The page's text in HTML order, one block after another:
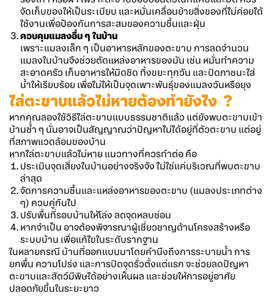
จัดเก็บของให้เป็นระเบียบ และหมั่นเคลื่อนย้ายสิ่งของที่ไม่ค่อยได้
ใช้งานเพื่อป้องกันการสะสมของความชื้นและฝุ่น
ควบคุมแมลงอื่น ๆ ในบ้าน
เพราะแมลงเล็ก ๆ เป็นอาหารหลักของตะขาบ การลดจำนวน
แมลงในบ้านจึงช่วยตัดแหล่งอาหารของมัน เช่น หมั่นทำความ
สะอาดครัว เก็บอาหารให้มิดชิด ทิ้งขยะทุกวัน และปิดภาชนะใส่
น้ำให้เรียบร้อย เพื่อไม่ให้เป็นจุดเพาะพันธุ์ของแมลงวันหรือยุง
ไล่ตะขาบแล้วไม่หายต้องทำยังไง ?
หากคุณลองใช้วิธีไล่ตะขาบแบบธรรมชาติแล้ว แต่ยังพบตะขาบเข้า
บ้านซ้ำ ๆ นั่นอาจเป็นสัญญาณว่าปัญหาไม่ได้อยู่ที่ตัวตะขาบ แต่อยู่
ที่สภาพแวดล้อมของบ้าน
หากไล่ตะขาบแล้วไม่หาย แนวทางที่ควรทำต่อ คือ
ประเมินจุดเสี่ยงในบ้านอย่างจริงจัง ไม่ใช่แค่บริเวณที่พบตะขาบ
ล่าสุด
จัดการความชื้นและแหล่งอาหารของตะขาบ (แมลงประเภทต่าง
ๆ) ควบคู่กันไป
ปรับพื้นที่รอบบ้านให้โล่ง ลดจุดหลบซ่อน
หากจำเป็น อาจต้องพิจารณาผู้เชี่ยวชาญด้านโครงสร้างหรือ
ระบบบ้าน เพื่อแก้ไขในระดับรากฐาน
ในหลายกรณี บ้านที่ออกแบบมาโดยคำนึงถึงการระบายน้ำ การ
ยกพื้น ความโปร่ง และการปิดจุดรั่วตั้งแต่แรก จะช่วยลดปัญหา
ตะขาบและสัตว์มีพิษได้อย่างเห็นผล และช่วยให้การอยู่อาศัย
ปลอดภัยขึ้นในระยะยาว